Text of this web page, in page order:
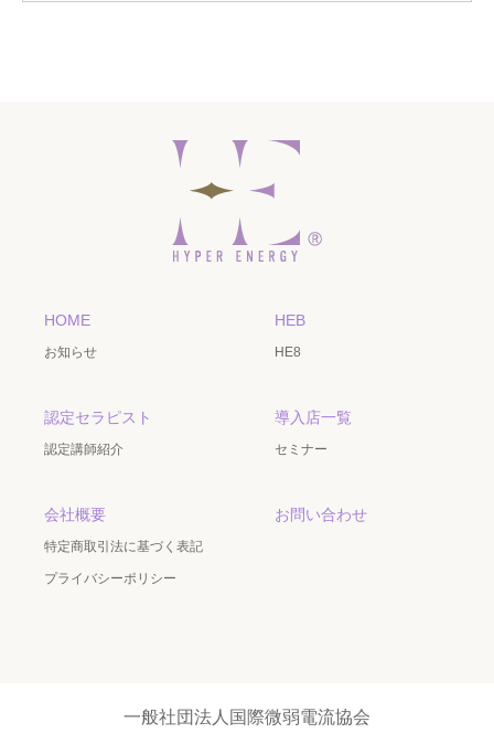
HOME
お知らせ
HEB
HE8
認定セラピスト
認定講師紹介
導入店一覧
セミナー
会社概要
特定商取引法に基づく表記
プライバシーポリシー
お問い合わせ
一般社団法人国際微弱電流協会